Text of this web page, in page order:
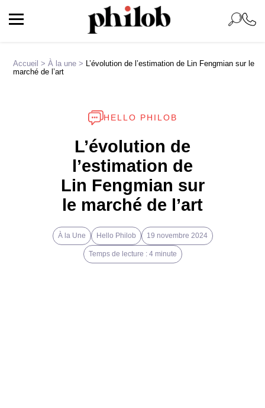
Accueil >À la une >
L’évolution de l’estimation de Lin Fengmian sur le
marché de l’art
HELLO PHILOB
L’évolution de
l’estimation de
Lin Fengmian sur
le marché de l’art
À la Une Hello Philob 19 novembre 2024
Temps de lecture : 4 minute